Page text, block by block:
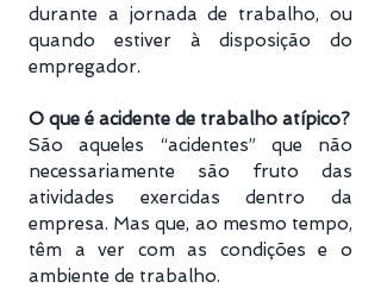
durante a jornada de trabalho, ou
quando estiver à disposição do
empregador.
O que é acidente de trabalho atípico?
São aqueles “acidentes” que não
necessariamente são fruto das
atividades exercidas dentro da
empresa. Mas que, ao mesmo tempo,
têm a ver com as condições e o
ambiente de trabalho.